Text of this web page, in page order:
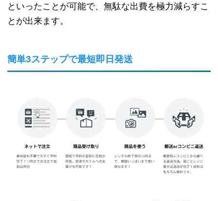
といったことが可能で、無駄な出費を極力減らすこ
とが出来ます。
簡単3ステップで最短即日発送